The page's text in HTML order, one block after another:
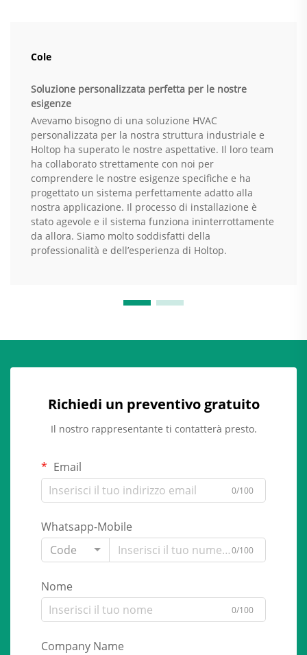
Cole
Soluzione personalizzata perfetta per le nostre
esigenze
Avevamo bisogno di una soluzione HVAC
personalizzata per la nostra struttura industriale e
Holtop ha superato le nostre aspettative. Il loro team
ha collaborato strettamente con noi per
comprendere le nostre esigenze specifiche e ha
progettato un sistema perfettamente adatto alla
nostra applicazione. Il processo di installazione è
stato agevole e il sistema funziona ininterrottamente
da allora. Siamo molto soddisfatti della
professionalità e dell’esperienza di Holtop.
Richiedi un preventivo gratuito
Il nostro rappresentante ti contatterà presto.
Email
0/100
Whatsapp-Mobile
Code
0/100
Nome
0/100
Company Name